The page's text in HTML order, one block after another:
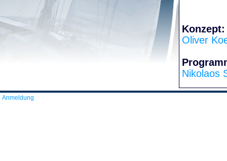
Konzept:
Oliver
Nikolaos
Anmeldung